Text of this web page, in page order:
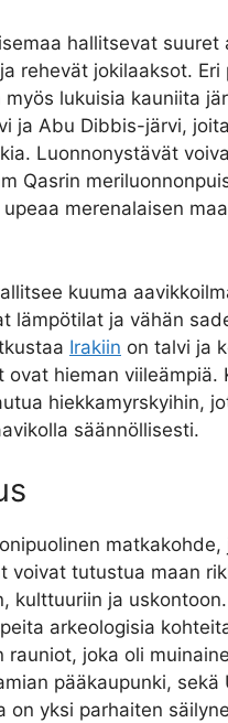
hallitsevat suuret
rehevät jokilaaksot. Eri
myös lukuisia kauniita
ja Abu Dibbis-järvi,
Luonnonystävät
Qasrin
merenalaisen
kuuma
lämpötilat ja vähän
Irakiin on talvi ja
ovat hieman viileämpiä.
hiekkamyrskyihin,
säännöllisesti.
matkakohde,
voivat tutustua maan
kulttuuriin ja
arkeologisia
rauniot, joka oli
pääkaupunki, sekä
on yksi parhaiten